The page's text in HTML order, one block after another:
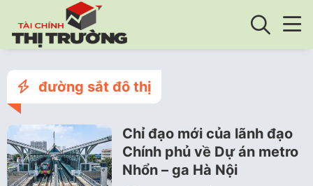
đường sắt đô thị
Chỉ đạo mới của lãnh đạo
Chính phủ về Dự án metro
Nhổn – ga Hà Nội